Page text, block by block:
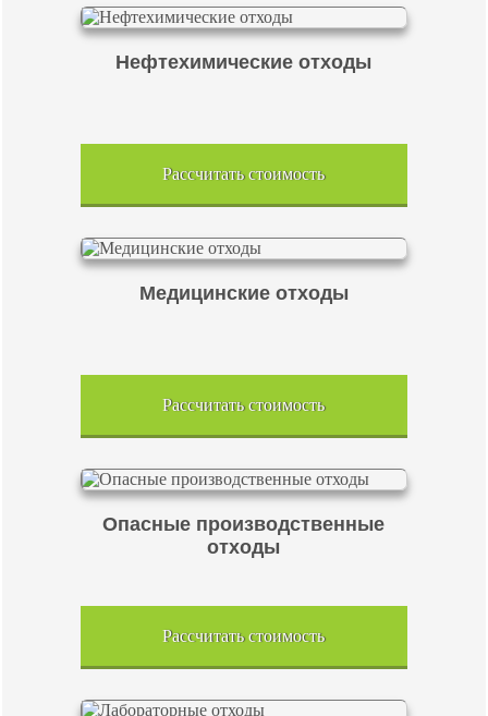
Нефтехимические отходы
Рассчитать стоимость
Медицинские отходы
Рассчитать стоимость
Опасные производственные
отходы
Рассчитать стоимость